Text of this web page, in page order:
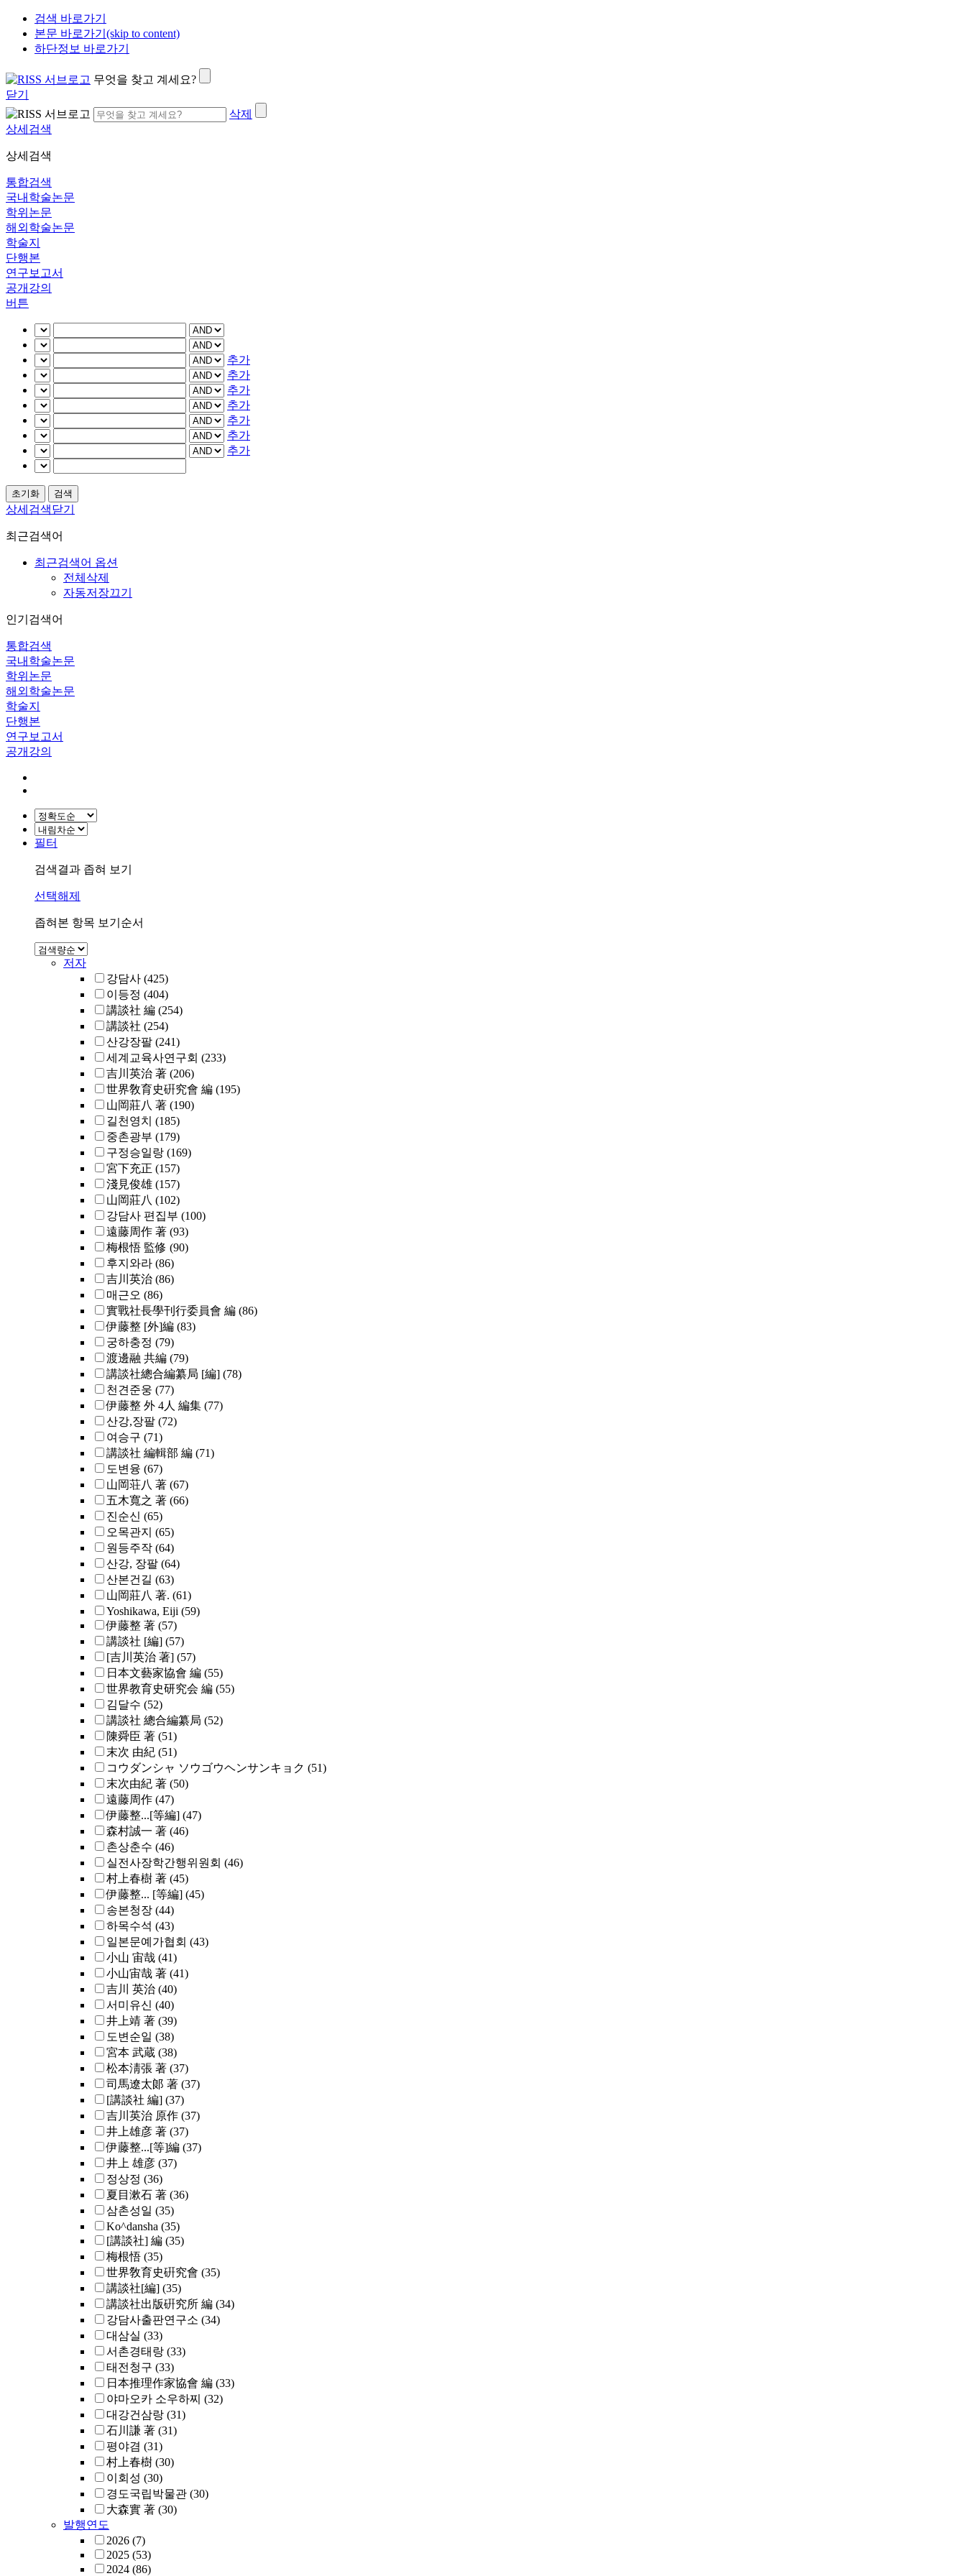
검색 바로가기
본문 바로가기(skip to content)
하단정보 바로가기
무엇을 찾고 계세요?
닫기
삭제
상세검색
상세검색
통합검색
국내학술논문
학위논문
해외학술논문
학술지
단행본
연구보고서
공개강의
버튼
추가
추가
추가
추가
추가
추가
추가
상세검색닫기
최근검색어
최근검색어 옵션
전체삭제
자동저장끄기
인기검색어
통합검색
국내학술논문
학위논문
해외학술논문
학술지
단행본
연구보고서
공개강의
필터
검색결과 좁혀 보기
선택해제
좁혀본 항목 보기순서
저자
강담사 (425)
이등정 (404)
講談社 編 (254)
講談社 (254)
산강장팔 (241)
세계교육사연구회 (233)
吉川英治 著 (206)
世界敎育史硏究會 編 (195)
山岡莊八 著 (190)
길천영치 (185)
중촌광부 (179)
구정승일랑 (169)
宮下充正 (157)
淺見俊雄 (157)
山岡莊八 (102)
강담사 편집부 (100)
遠藤周作 著 (93)
梅根悟 監修 (90)
후지와라 (86)
吉川英治 (86)
매근오 (86)
實戰社長學刊行委員會 編 (86)
伊藤整 [外]編 (83)
궁하충정 (79)
渡邊融 共編 (79)
講談社總合編纂局 [編] (78)
천견준웅 (77)
伊藤整 外 4人 編集 (77)
산강,장팔 (72)
여승구 (71)
講談社 編輯部 編 (71)
도변융 (67)
山岡荘八 著 (67)
五木寬之 著 (66)
진순신 (65)
오목관지 (65)
원등주작 (64)
산강, 장팔 (64)
산본건길 (63)
山岡莊八 著. (61)
Yoshikawa, Eiji (59)
伊藤整 著 (57)
講談社 [編] (57)
[吉川英治 著] (57)
日本文藝家協會 編 (55)
世界教育史研究会 編 (55)
김달수 (52)
講談社 總合編纂局 (52)
陳舜臣 著 (51)
末次 由紀 (51)
コウダンシャ ソウゴウヘンサンキョク (51)
末次由紀 著 (50)
遠藤周作 (47)
伊藤整...[等編] (47)
森村誠一 著 (46)
촌상춘수 (46)
실전사장학간행위원회 (46)
村上春樹 著 (45)
伊藤整... [等編] (45)
송본청장 (44)
하목수석 (43)
일본문예가협회 (43)
小山 宙哉 (41)
小山宙哉 著 (41)
吉川 英治 (40)
서미유신 (40)
井上靖 著 (39)
도변순일 (38)
宮本 武蔵 (38)
松本淸張 著 (37)
司馬遼太郞 著 (37)
[講談社 編] (37)
吉川英治 原作 (37)
井上雄彦 著 (37)
伊藤整...[等]編 (37)
井上 雄彦 (37)
정상정 (36)
夏目漱石 著 (36)
삼촌성일 (35)
Ko^dansha (35)
[講談社] 編 (35)
梅根悟 (35)
世界敎育史硏究會 (35)
講談社[編] (35)
講談社出版硏究所 編 (34)
강담사출판연구소 (34)
대삼실 (33)
서촌경태랑 (33)
태전청구 (33)
日本推理作家協會 編 (33)
야마오카 소우하찌 (32)
대강건삼랑 (31)
石川謙 著 (31)
평야겸 (31)
村上春樹 (30)
이회성 (30)
경도국립박물관 (30)
大森實 著 (30)
발행연도
2026 (7)
2025 (53)
2024 (86)